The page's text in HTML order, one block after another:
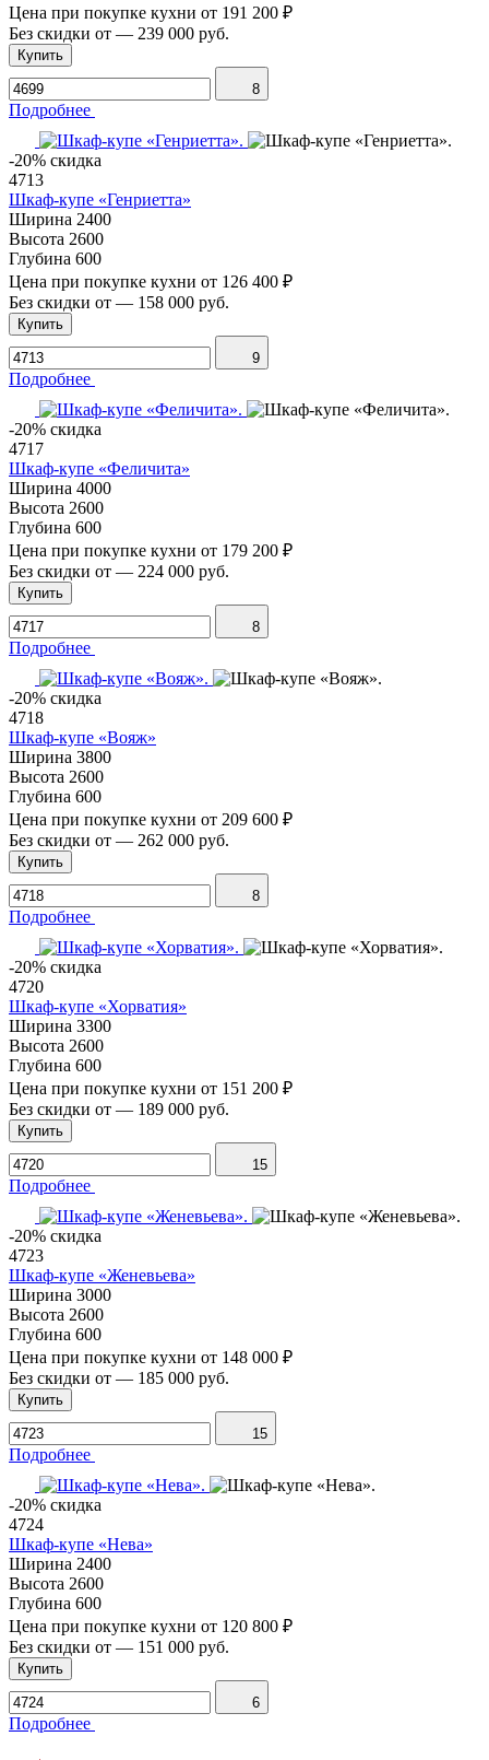
Цена при покупке кухни от 191 200 ₽
Без скидки от — 239 000 руб.
Купить
8
Подробнее
-20% скидка
4713
Шкаф-купе «Генриетта»
Ширина 2400
Высота 2600
Глубина 600
Цена при покупке кухни от 126 400 ₽
Без скидки от — 158 000 руб.
Купить
9
Подробнее
-20% скидка
4717
Шкаф-купе «Феличита»
Ширина 4000
Высота 2600
Глубина 600
Цена при покупке кухни от 179 200 ₽
Без скидки от — 224 000 руб.
Купить
8
Подробнее
-20% скидка
4718
Шкаф-купе «Вояж»
Ширина 3800
Высота 2600
Глубина 600
Цена при покупке кухни от 209 600 ₽
Без скидки от — 262 000 руб.
Купить
8
Подробнее
-20% скидка
4720
Шкаф-купе «Хорватия»
Ширина 3300
Высота 2600
Глубина 600
Цена при покупке кухни от 151 200 ₽
Без скидки от — 189 000 руб.
Купить
15
Подробнее
-20% скидка
4723
Шкаф-купе «Женевьева»
Ширина 3000
Высота 2600
Глубина 600
Цена при покупке кухни от 148 000 ₽
Без скидки от — 185 000 руб.
Купить
15
Подробнее
-20% скидка
4724
Шкаф-купе «Нева»
Ширина 2400
Высота 2600
Глубина 600
Цена при покупке кухни от 120 800 ₽
Без скидки от — 151 000 руб.
Купить
6
Подробнее